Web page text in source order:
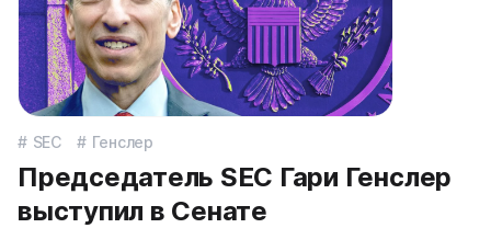
SEC Генслер
Председатель SEC Гари Генслер
выступил в Сенате